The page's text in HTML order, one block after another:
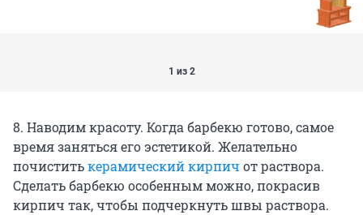
1 из 2
8. Наводим красоту. Когда барбекю готово, самое
время заняться его эстетикой. Желательно
почиститькерамический кирпич от раствора.
Сделать барбекю особенным можно, покрасив
кирпич так, чтобы подчеркнуть швы раствора.